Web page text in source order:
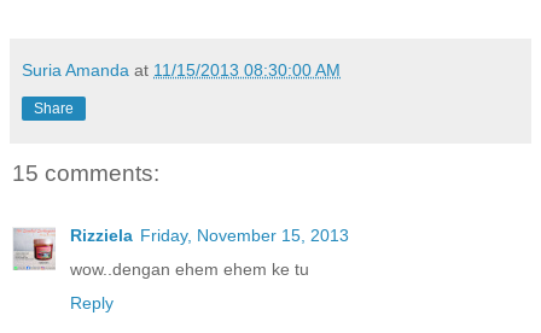
Suria Amanda at 11/15/2013 08:30:00 AM
Share
15 comments:
Rizziela Friday, November 15, 2013
wow..dengan ehem ehem ke tu
Reply